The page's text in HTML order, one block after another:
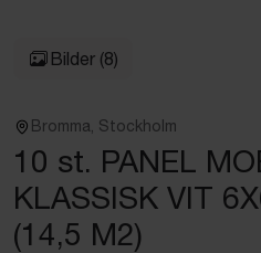
Bilder (8)
Bromma, Stockholm
10 st. PANEL
KLASSISK VIT
(14,5 M2)